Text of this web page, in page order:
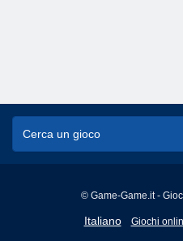
© Game-Game.it -
Italiano
English
Giochi